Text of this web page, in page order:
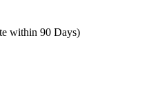
within 90 Days)